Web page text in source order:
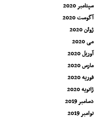
سپتامبر 2020
آگوست 2020
ژوئن 2020
می 2020
آوریل 2020
مارس 2020
فوریه 2020
ژانویه 2020
دسامبر 2019
نوامبر 2019